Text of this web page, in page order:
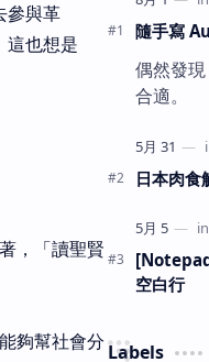
參與革
這也想是
，「讀聖賢
夠幫社會分
隨手寫
偶然發
合適。
日本肉食
空白行
Labels